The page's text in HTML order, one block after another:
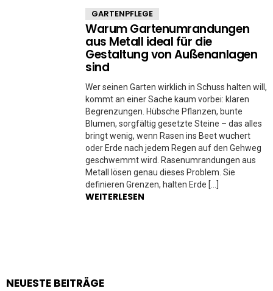
GARTENPFLEGE
Warum Gartenumrandungen
aus Metall ideal für die
Gestaltung von Außenanlagen
sind
Wer seinen Garten wirklich in Schuss halten will,
kommt an einer Sache kaum vorbei: klaren
Begrenzungen. Hübsche Pflanzen, bunte
Blumen, sorgfältig gesetzte Steine – das alles
bringt wenig, wenn Rasen ins Beet wuchert
oder Erde nach jedem Regen auf den Gehweg
geschwemmt wird. Rasenumrandungen aus
Metall lösen genau dieses Problem. Sie
definieren Grenzen, halten Erde […]
WEITERLESEN
NEUESTE BEITRÄGE